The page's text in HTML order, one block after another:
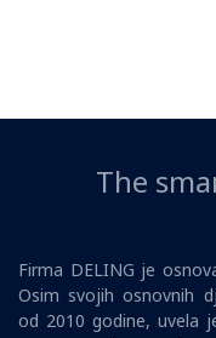
The
Firma DELING je
Osim svojih osnovnih
od 2010 godine, uvela